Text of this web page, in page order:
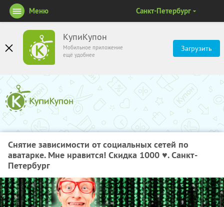
КупиКупон
Мобильное приложение
ещё удобнее
Загрузить
Меню Санкт-Петербург
Снятие зависимости от социальных сетей по
аватарке. Мне нравится! Скидка 1000 ♥. Санкт-
Петербург